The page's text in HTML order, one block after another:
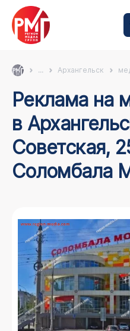
... Архангельск
Реклама на медиафасадах
в
Советская,
Соломбала